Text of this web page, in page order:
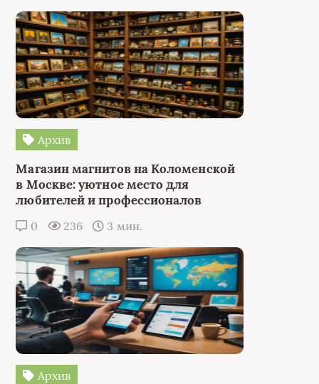
Архив
Магазин магнитов на Коломенской
в Москве: уютное место для
любителей и профессионалов
0 236 3 мин.
Архив